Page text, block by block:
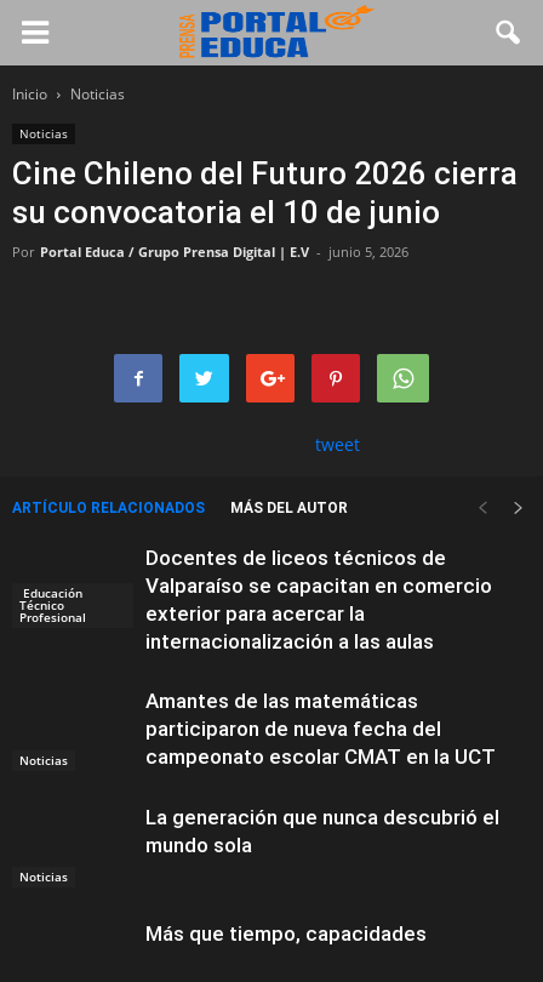
Inicio Noticias
Noticias
Cine Chileno del Futuro 2026 cierra
su convocatoria el 10 de junio
Por Portal Educa / Grupo Prensa Digital | E.V - junio 5, 2026
tweet
ARTÍCULO RELACIONADOS MÁS DEL AUTOR
Educación
Técnico
Profesional
Docentes de liceos técnicos de
Valparaíso se capacitan en comercio
exterior para acercar la
internacionalización a las aulas
Noticias
Amantes de las matemáticas
participaron de nueva fecha del
campeonato escolar CMAT en la UCT
Noticias
La generación que nunca descubrió el
mundo sola
Más que tiempo, capacidades